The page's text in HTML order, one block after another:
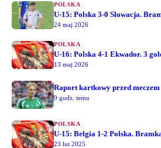
POLSKA
U-15: Polska 3-0 Słowacja.
24 maj 2026
POLSKA
U-16: Polska 4-1 Ekwador. 3
13 maj 2026
Raport kartkowy przed
9 godz. temu
POLSKA
U-15: Belgia 1-2 Polska.
23 lut 2025